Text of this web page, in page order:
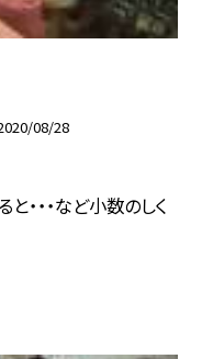
08/28
・・・など小数のしく